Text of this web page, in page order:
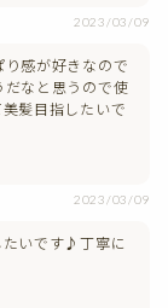
2023/03/09
感が好きなので
だなと思うので使
髪目指したいで
2023/03/09
たいです♪丁寧に